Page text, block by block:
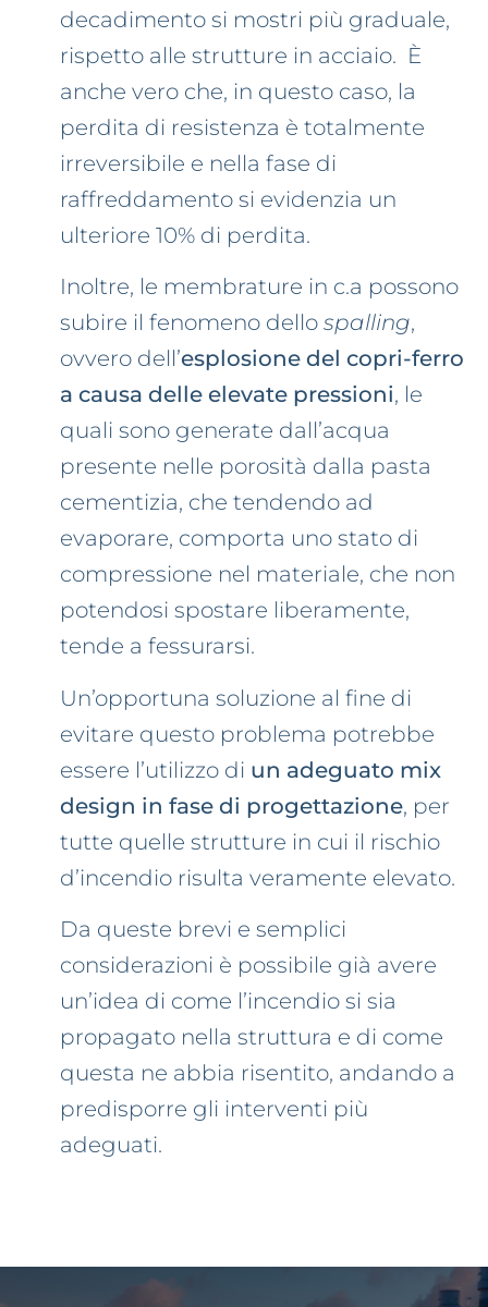
decadimento si mostri più graduale,
rispetto alle strutture in acciaio. È
anche vero che, in questo caso, la
perdita di resistenza è totalmente
irreversibile e nella fase di
raffreddamento si evidenzia un
ulteriore 10% di perdita.
Inoltre, le membrature in c.a possono
subire il fenomeno dello spalling,
ovvero dell’esplosione del copri-ferro
a causa delle elevate pressioni, le
quali sono generate dall’acqua
presente nelle porosità dalla pasta
cementizia, che tendendo ad
evaporare, comporta uno stato di
compressione nel materiale, che non
potendosi spostare liberamente,
tende a fessurarsi.
Un’opportuna soluzione al fine di
evitare questo problema potrebbe
essere l’utilizzo di un adeguato mix
design in fase di progettazione, per
tutte quelle strutture in cui il rischio
d’incendio risulta veramente elevato.
Da queste brevi e semplici
considerazioni è possibile già avere
un’idea di come l’incendio si sia
propagato nella struttura e di come
questa ne abbia risentito, andando a
predisporre gli interventi più
adeguati.